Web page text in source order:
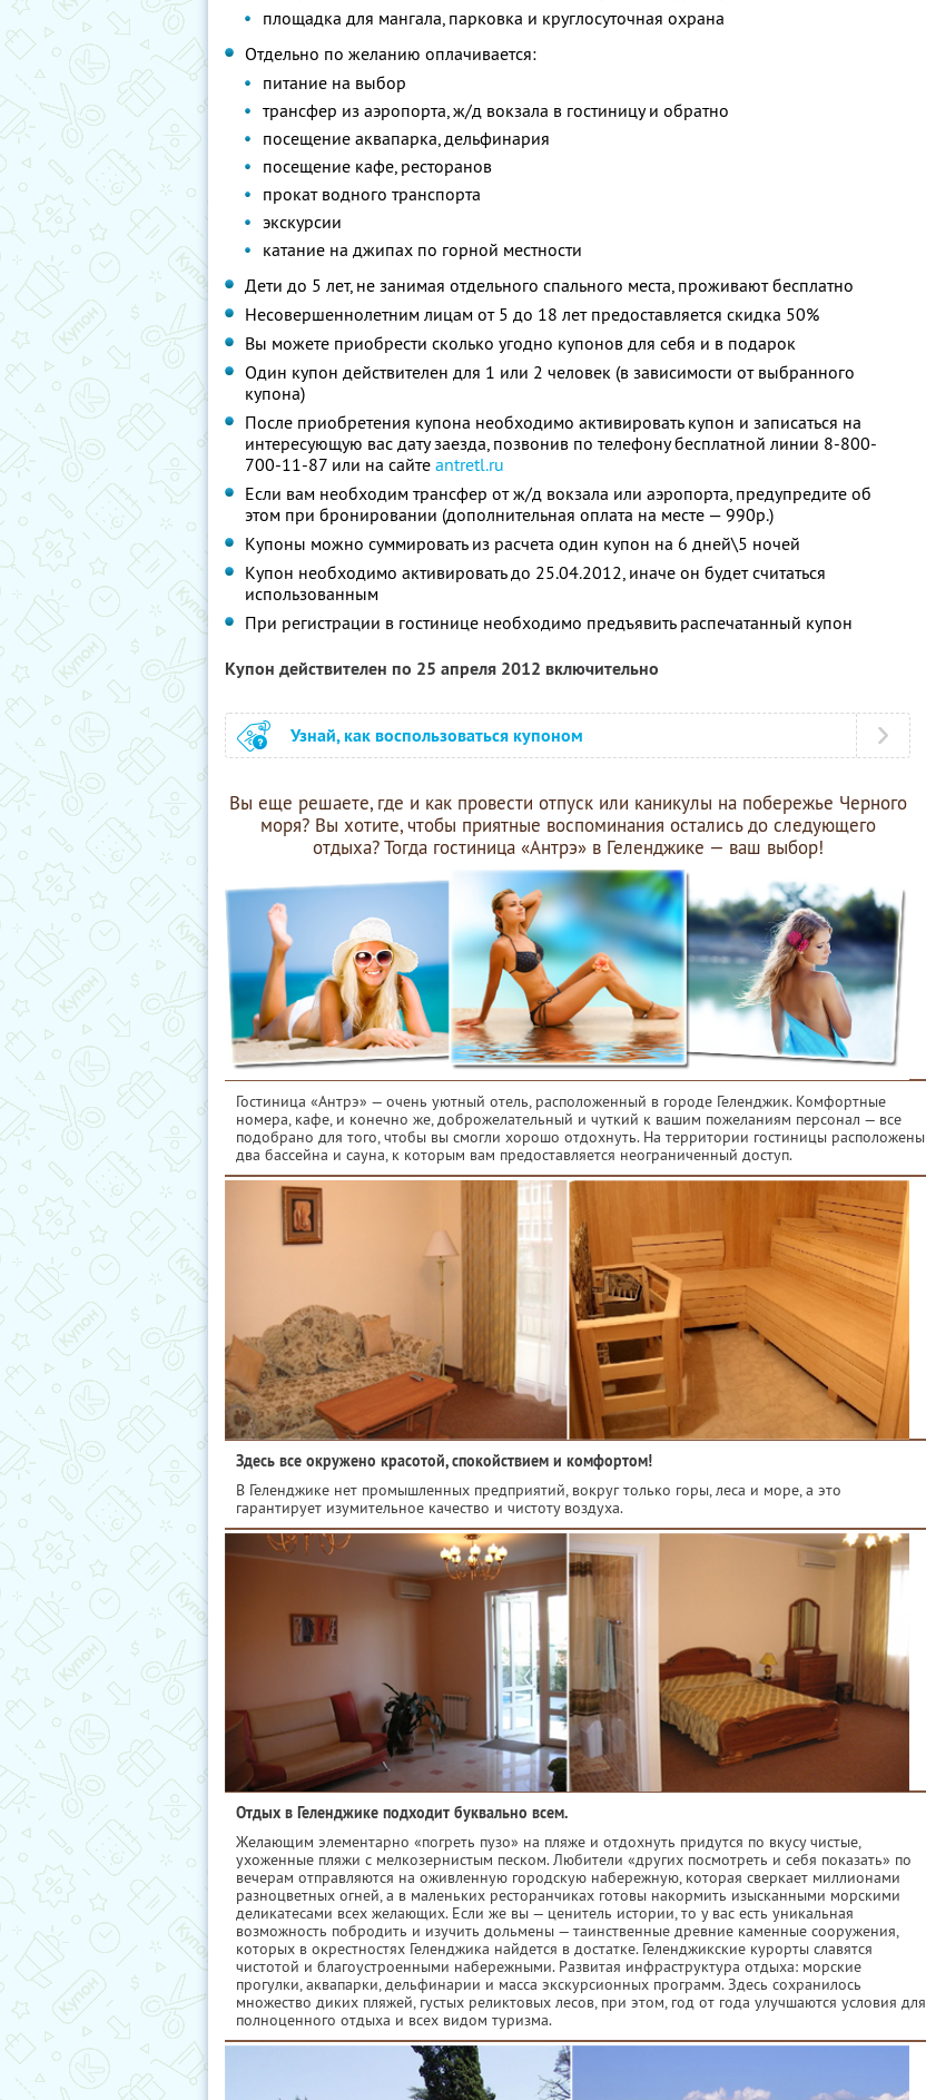
площадка для мангала, парковка и круглосуточная охрана
Отдельно по желанию оплачивается:
питание на выбор
трансфер из аэропорта, ж/д вокзала в гостиницу и обратно
посещение аквапарка, дельфинария
посещение кафе, ресторанов
прокат водного транспорта
экскурсии
катание на джипах по горной местности
Дети до 5 лет, не занимая отдельного спального места, проживают бесплатно
Несовершеннолетним лицам от 5 до 18 лет предоставляется скидка 50%
Вы можете приобрести сколько угодно купонов для себя и в подарок
Один купон действителен для 1 или 2 человек (в зависимости от выбранного
купона)
После приобретения купона необходимо активировать купон и записаться на
интересующую вас дату заезда, позвонив по телефону бесплатной линии 8-800-
700-11-87 или на сайте antretl.ru
Если вам необходим трансфер от ж/д вокзала или аэропорта, предупредите об
этом при бронировании (дополнительная оплата на месте — 990р.)
Купоны можно суммировать из расчета один купон на 6 дней\5 ночей
Купон необходимо активировать до 25.04.2012, иначе он будет считаться
использованным
При регистрации в гостинице необходимо предъявить распечатанный купон
Купон действителен по 25 апреля 2012 включительно
Узнай, как воспользоваться купоном
Вы еще решаете, где и как провести отпуск или каникулы на побережье Черного
моря? Вы хотите, чтобы приятные воспоминания остались до следующего
отдыха? Тогда гостиница «Антрэ» в Геленджике — ваш выбор!
Гостиница «Антрэ» — очень уютный отель, расположенный в городе Геленджик. Комфортные
номера, кафе, и конечно же, доброжелательный и чуткий к вашим пожеланиям персонал — все
подобрано для того, чтобы вы смогли хорошо отдохнуть. На территории гостиницы расположены
два бассейна и сауна, к которым вам предоставляется неограниченный доступ.
Здесь все окружено красотой, спокойствием и комфортом!
В Геленджике нет промышленных предприятий, вокруг только горы, леса и море, а это
гарантирует изумительное качество и чистоту воздуха.
Отдых в Геленджике подходит буквально всем.
Желающим элементарно «погреть пузо» на пляже и отдохнуть придутся по вкусу чистые,
ухоженные пляжи с мелкозернистым песком. Любители «других посмотреть и себя показать» по
вечерам отправляются на оживленную городскую набережную, которая сверкает миллионами
разноцветных огней, а в маленьких ресторанчиках готовы накормить изысканными морскими
деликатесами всех желающих. Если же вы — ценитель истории, то у вас есть уникальная
возможность побродить и изучить дольмены — таинственные древние каменные сооружения,
которых в окрестностях Геленджика найдется в достатке. Геленджикские курорты славятся
чистотой и благоустроенными набережными. Развитая инфраструктура отдыха: морские
прогулки, аквапарки, дельфинарии и масса экскурсионных программ. Здесь сохранилось
множество диких пляжей, густых реликтовых лесов, при этом, год от года улучшаются условия для
полноценного отдыха и всех видом туризма.